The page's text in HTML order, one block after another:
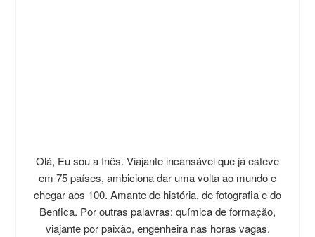
Olá, Eu sou a Inês. Viajante incansável que já esteve
em 75 países, ambiciona dar uma volta ao mundo e
chegar aos 100. Amante de história, de fotografia e do
Benfica. Por outras palavras: química de formação,
viajante por paixão, engenheira nas horas vagas.